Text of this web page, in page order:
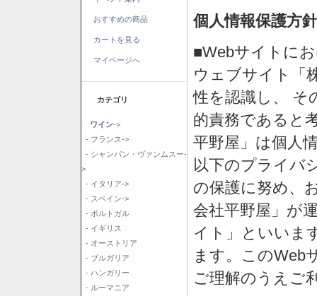
おすすめの商品
カートを見る
マイページへ
カテゴリ
ワイン->
- フランス->
- シャンパン・ヴァンムスー-
>
- イタリア->
- スペイン->
- ポルトガル
- イギリス
- オーストリア
- ブルガリア
- ハンガリー
- ルーマニア
個人情報保護方針
■Webサイトに
ウェブサイト「
性を認識し、 そ
的責務であると
平野屋」は個人
以下のプライバ
の保護に努め、
会社平野屋」が
イト」といいま
ます。このWeb
ご理解のうえご